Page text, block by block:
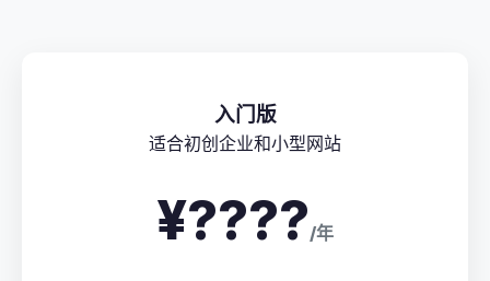
入门版
适合初创企业和小型网站
¥????/年